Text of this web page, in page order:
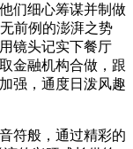
们细心筹谋并制做
前例的澎湃之势
镜头记实下餐厅
金融机构合做，跟
强，通度日泼风趣
符般，通过精彩的